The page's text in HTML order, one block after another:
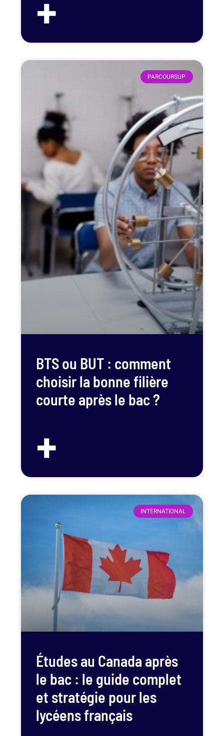
+
PARCOURSUP
BTS ou BUT : comment
choisir la bonne filière
courte après le bac ?
+
INTERNATIONAL
Études au Canada après
le bac : le guide complet
et stratégie pour les
lycéens français